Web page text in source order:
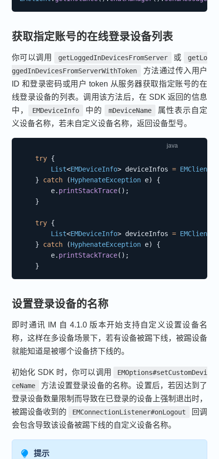
获取指定账号的在线登录设备列表
你可以调用 getLoggedInDevicesFromServer 或
getLo
ggedInDevicesFromServerWithToken
方法通过传入用户
ID 和登录密码或用户 token 从服务器获取指定账号的在
线登录设备的列表。调用该方法后，在 SDK 返回的信息
中，
EMDeviceInfo 中的 mDeviceName
属性表示自定
义设备名称，若未自定义设备名称，返回设备型号。
try {
List<EMDeviceInfo> deviceInfos = EMClient
}
catch (HyphenateException e)
{
        e
. printStackTrace( ) ;
}
try {
List<EMDeviceInfo> deviceInfos = EMClient
}
catch (HyphenateException e)
{
        e
. printStackTrace( ) ;
}
设置登录设备的名称
即时通讯 IM 自 4.1.0 版本开始支持自定义设置设备名
称，这样在多设备场景下，若有设备被踢下线，被踢设备
就能知道是被哪个设备挤下线的。
初始化 SDK 时，你可以调用
EMOptions#setCustomDevi
ceName
方法设置登录设备的名称。设置后，若因达到了
登录设备数量限制而导致在已登录的设备上强制退出时，
被踢设备收到的
EMConnectionListener#onLogout
回调
会包含导致该设备被踢下线的自定义设备名称。
提示